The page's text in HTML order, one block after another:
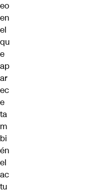
eo
en
el
qu
e
ap
ar
ec
e
ta
m
bi
én
el
ac
tu